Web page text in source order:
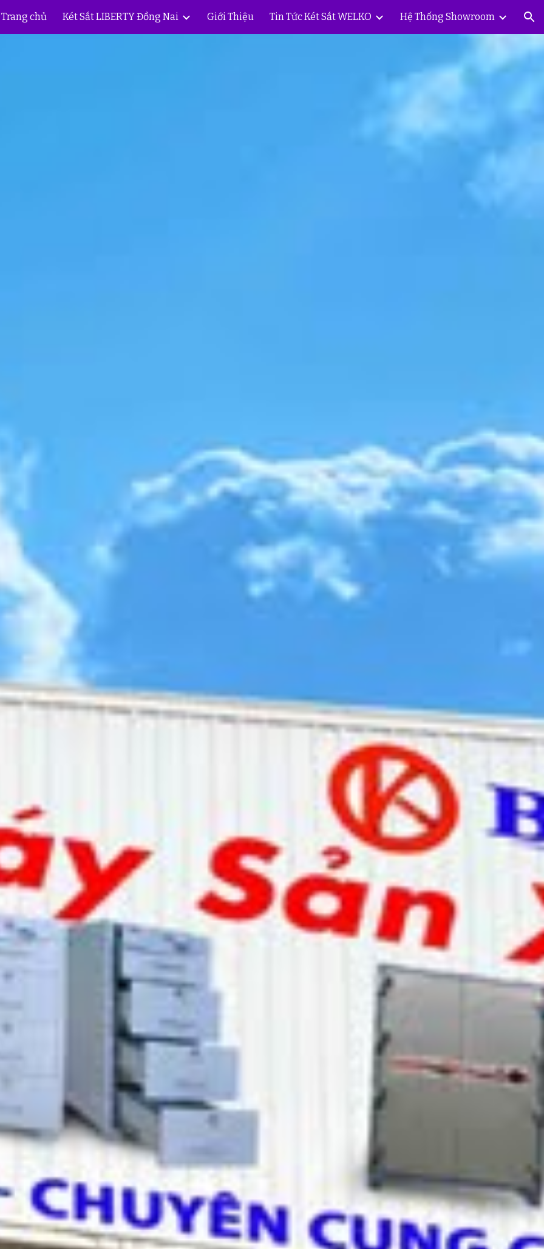
to main content Skip to navigation
Trang chủ Két Sắt LIBERTY Đồng Nai Giới Thiệu Tin Tức Két Sắt WELKO Hệ Thống Showroom